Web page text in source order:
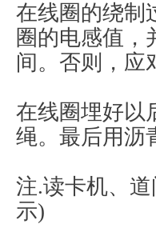
在线圈的绕制
圈的电感值，
间。否则，应
在线圈埋好以
绳。最后用沥
注.读卡机、
示)